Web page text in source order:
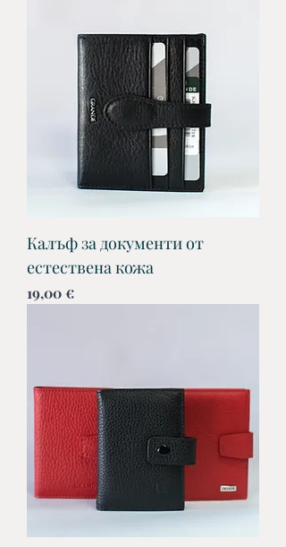
Калъф за документи от
естествена кожа
Цена
19,00 €